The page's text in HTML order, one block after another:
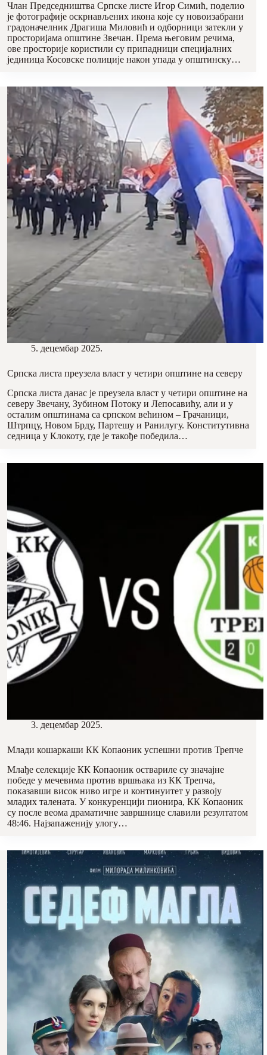
Члан Председништва Српске листе Игор Симић, поделио
је фотографије оскрнављених икона које су новоизабрани
градоначелник Драгиша Миловић и одборници затекли у
просторијама општине Звечан. Према његовим речима,
ове просторије користили су припадници специјалних
јединица Косовске полиције након упада у општинску…
5. децембар 2025.
Српска листа преузела власт у четири општине на северу
Српска листа данас је преузела власт у четири општине на
северу Звечану, Зубином Потоку и Лепосавићу, али и у
осталим општинама са српском већином – Грачаници,
Штрпцу, Новом Брду, Партешу и Ранилугу. Конститутивна
седница у Клокоту, где је такође победила…
3. децембар 2025.
Млади кошаркаши КК Копаоник успешни против Трепче
Млађе селекције КК Копаоник оствариле су значајне
победе у мечевима против вршњака из КК Трепча,
показавши висок ниво игре и континуитет у развоју
младих талената. У конкуренцији пионира, КК Копаоник
су после веома драматичне завршнице славили резултатом
48:46. Најзапаженију улогу…